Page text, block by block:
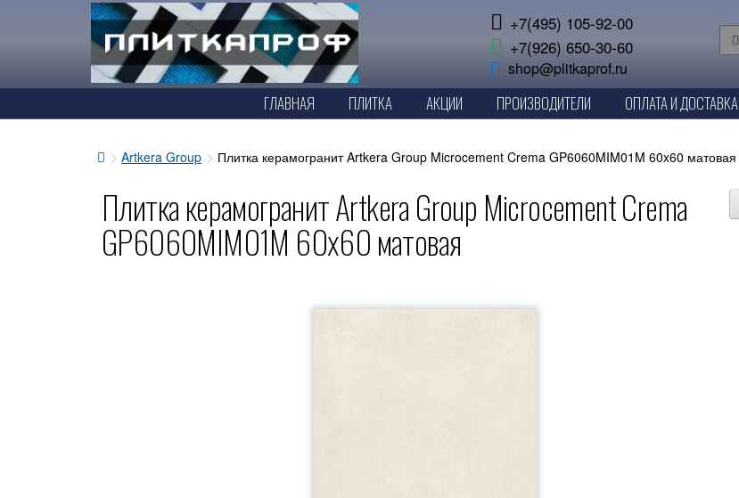
+7(495) 105-92-00
+7(926) 650-30-60
shop@plitkaprof.ru
ГЛАВНАЯ ПЛИТКА АКЦИИ ПРОИЗВОДИТЕЛИ ОПЛАТА И ДОСТАВКА
Artkera Group Плитка керамогранит Artkera Group Microcement Crema GP6060MIM01M 60x60 матовая
Плитка керамогранит Artkera Group Microcement Crema
GP6060MIM01M 60x60 матовая